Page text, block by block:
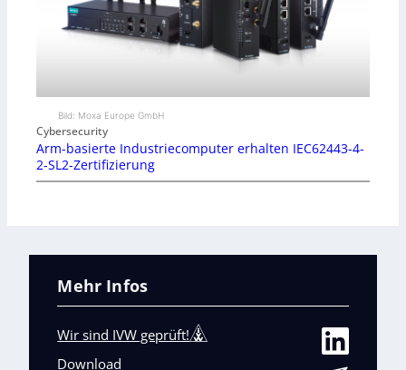
Bild: Moxa Europe GmbH
Cybersecurity
Arm-basierte Industriecomputer erhalten IEC62443-4-
2-SL2-Zertifizierung
Mehr Infos
Wir sind IVW geprüft!
Download